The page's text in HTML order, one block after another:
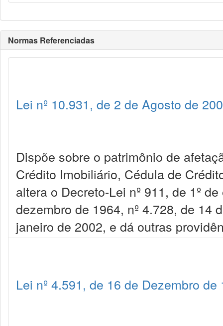
Normas Referenciadas
Lei nº 10.931, de 2 de Agosto de
Dispõe sobre o patrimônio de
Crédito Imobiliário, Cédula de
altera o Decreto-Lei nº 911, de 1º
dezembro de 1964, nº 4.728, de 14
janeiro de 2002, e dá outras
Lei nº 4.591, de 16 de Dezembro de